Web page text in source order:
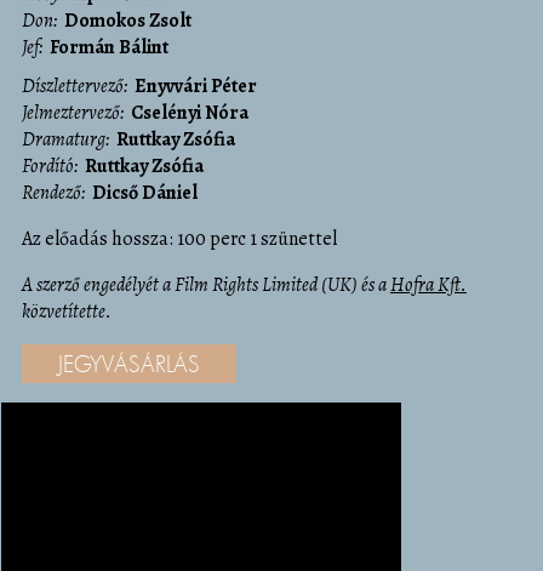
Don Domokos Zsolt
Jef Formán Bálint
díszlettervező Enyvvári Péter
jelmeztervező Cselényi Nóra
dramaturg Ruttkay Zsófia
fordító Ruttkay Zsófia
rendező Dicső Dániel
Az előadás hossza: 100 perc 1 szünettel
A szerző engedélyét a Film Rights Limited (UK) és aHofra Kft.
közvetítette.
JEGYVÁSÁRLÁS